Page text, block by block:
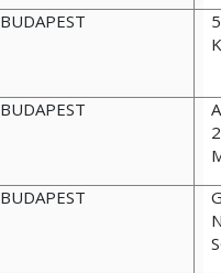
BUDAPEST
BUDAPEST
BUDAPEST